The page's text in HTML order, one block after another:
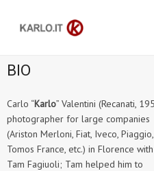
BIO
Carlo “Karlo” Valentini (Recanati,
photographer for large companies
(Ariston Merloni, Fiat, Iveco, Piaggio,
Tomos France, etc.) in Florence with
Tam Fagiuoli; Tam helped him to